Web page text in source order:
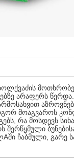
არაფერს წერდა.
მოაგვაროს
რა მოსდევს
შერწყმული
ჩაბმული,